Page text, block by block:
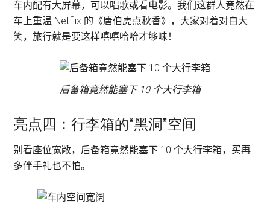
车内配有大屏幕，可以唱歌或看电影。我们这群人竟然在
车上重温 Netflix 的《唐伯虎点秋香》，大家对着对白大
笑，旅行就是要这样嘻嘻哈哈才够味！
后备箱竟然能塞下 10 个大行李箱
亮点四：行李箱的“黑洞”空间
别看座位宽敞，后备箱竟然能塞下 10 个大行李箱，买再
多伴手礼也不怕。